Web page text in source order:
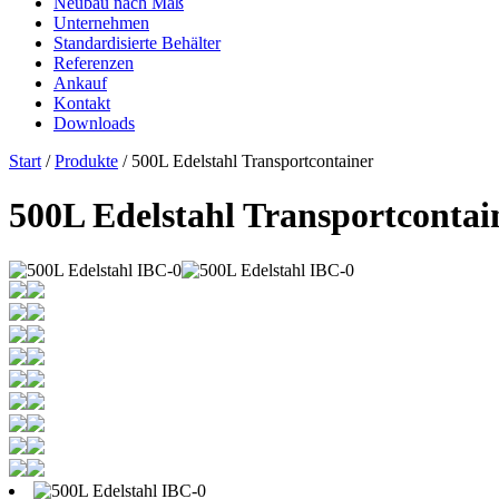
Unternehmen
Standardisierte Behälter
Referenzen
Ankauf
Kontakt
Downloads
Start /Produkte / 500L Edelstahl Transportcontainer
500L Edelstahl